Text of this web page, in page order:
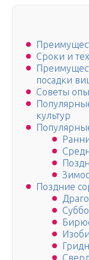
Сроки и
посадки
Советы
культур
Поздние